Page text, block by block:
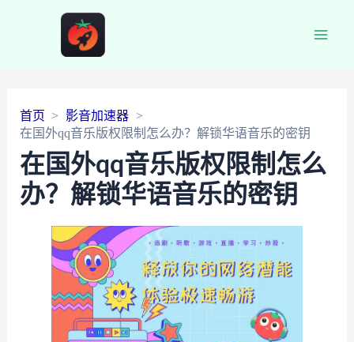
首页
影音加速器
在国外qq音乐版权限制怎么办？解锁华语音乐的密钥
在国外qq音乐版权限制怎么
办？解锁华语音乐的密钥